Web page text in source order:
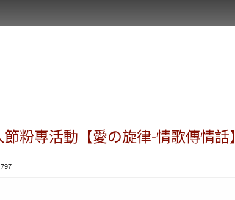
粉專活動【愛の旋律-情歌傳情話】